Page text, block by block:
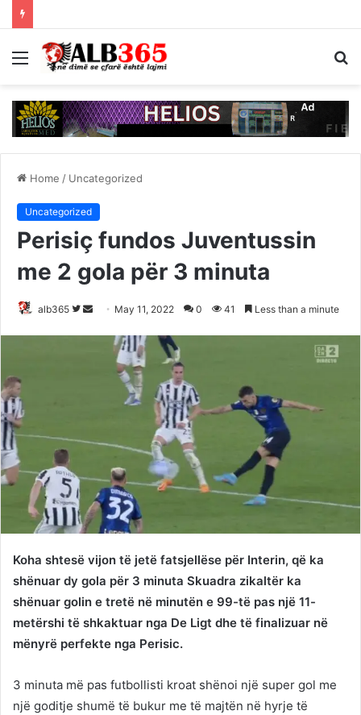
Menu
Home / Uncategorized
Uncategorized
Perisiç fundos Juventussin
me 2 gola për 3 minuta
alb365
Follow
Send
email
May 11, 2022 0 41 Less than a minute
Koha shtesë vijon të jetë fatsjellëse për Interin, që ka
shënuar dy gola për 3 minuta Skuadra zikaltër ka
shënuar golin e tretë në minutën e 99-të pas një 11-
metërshi të shkaktuar nga De Ligt dhe të finalizuar në
mënyrë perfekte nga Perisic.
3 minuta më pas futbollisti kroat shënoi një super gol me
një goditje shumë të bukur me të majtën në hyrje të